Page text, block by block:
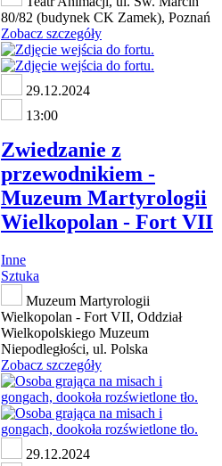
80/82 (budynek CK Zamek), Poznań
Zobacz szczegóły
29.12.2024
13:00
Zwiedzanie z
przewodnikiem -
Muzeum Martyrologii
Wielkopolan - Fort VII
Inne
Sztuka
Muzeum Martyrologii
Wielkopolan - Fort VII, Oddział
Wielkopolskiego Muzeum
Niepodległości, ul. Polska
Zobacz szczegóły
29.12.2024